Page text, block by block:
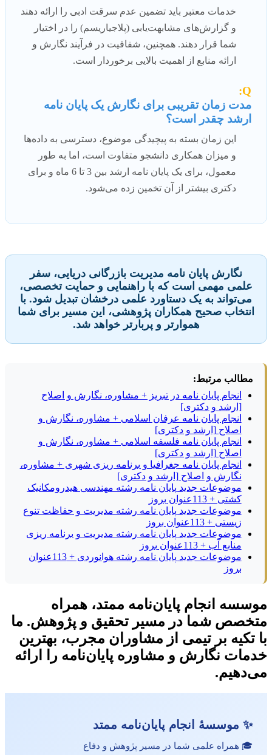
خدمات معتبر باید تضمین عدم سرقت ادبی را ارائه دهند
و گزارش‌های مشابهت‌یابی (پلاجیاریسم) را در اختیار
شما قرار دهند. همچنین، شفافیت در فرآیند نگارش و
ارائه منابع از اهمیت بالایی برخوردار است.
Q:
مدت زمان تقریبی برای نگارش یک پایان نامه
ارشد چقدر است؟
این زمان بسته به پیچیدگی موضوع، دسترسی به داده‌ها
و میزان همکاری دانشجو متفاوت است، اما به طور
معمول، برای یک پایان نامه ارشد بین 3 تا 6 ماه و برای
دکتری بیشتر از آن تخمین زده می‌شود.
نگارش پایان نامه مدیریت بازرگانی دریایی، سفر
علمی مهمی است که با راهنمایی و حمایت تخصصی،
می‌تواند به یک دستاورد علمی درخشان تبدیل شود. با
انتخاب صحیح همکاران پژوهشی، این مسیر برای شما
هموارتر و پربارتر خواهد شد.
مطالب مرتبط:
انجام پایان نامه در تبریز + مشاوره، نگارش و اصلاح
[ارشد و دکتری]
انجام پایان نامه عرفان اسلامی + مشاوره، نگارش و
اصلاح [ارشد و دکتری]
انجام پایان نامه فلسفه اسلامی + مشاوره، نگارش و
اصلاح [ارشد و دکتری]
انجام پایان نامه جغرافیا و برنامه ریزی شهری + مشاوره،
نگارش و اصلاح [ارشد و دکتری]
موضوعات جدید پایان نامه رشته مهندسی هیدرومکانیک
کشتی + 113عنوان بروز
موضوعات جدید پایان نامه رشته مدیریت و حفاظت تنوع
زیستی + 113عنوان بروز
موضوعات جدید پایان نامه رشته مدیریت و برنامه ریزی
منابع آب + 113عنوان بروز
موضوعات جدید پایان نامه رشته هوانوردی + 113عنوان
بروز
موسسه انجام پایان‌نامه ممتد، همراه
متخصص شما در مسیر تحقیق و پژوهش. ما
با تکیه بر تیمی از مشاوران مجرب، بهترین
خدمات نگارش و مشاوره پایان‌نامه را ارائه
می‌دهیم.
✨ موسسهٔ انجام پایان‌نامه ممتد
🎓 همراه علمی شما در مسیر پژوهش و دفاع